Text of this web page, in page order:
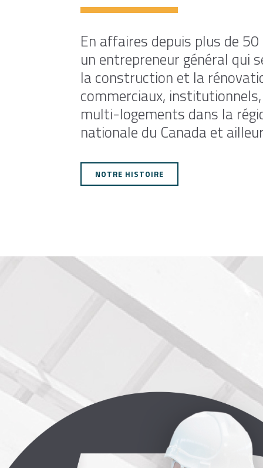
En affaires depuis plus de
un entrepreneur général qui
la construction et la
commerciaux,
multi-logements dans la
nationale du Canada et
NOTRE HISTOIRE